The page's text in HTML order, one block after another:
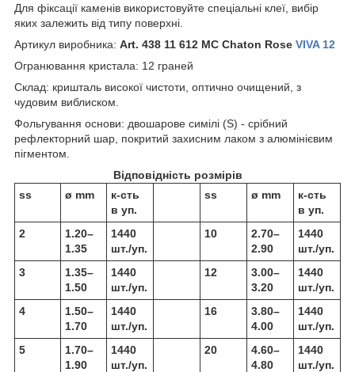
Для фіксації каменів використовуйте спеціальні клеї, вибір
яких залежить від типу поверхні.
Артикул виробника: Art. 438 11 612 MC Chaton Rose VIVA 12
Огранювання кристала: 12 граней
Склад: кришталь високої чистоти, оптично очищений, з
чудовим виблиском.
Фольгування основи: двошарове симілі (S) - срібний
рефлекторний шар, покритий захисним лаком з алюмінієвим
пігментом.
Відповідність розмірів
ss
ø mm
к-сть
в уп.
ss ø mm
к-сть
в уп.
2
1.20–
1.35
1440
шт./уп.
10
2.70–
2.90
1440
шт./уп.
3
1.35–
1.50
1440
шт./уп.
12
3.00–
3.20
1440
шт./уп.
4
1.50–
1.70
1440
шт./уп.
16
3.80–
4.00
1440
шт./уп.
5
1.70–
1.90
1440
шт./уп.
20
4.60–
4.80
1440
шт./уп.